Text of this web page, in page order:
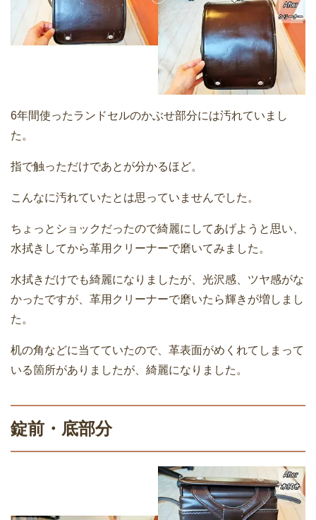
6年間使ったランドセルのかぶせ部分には汚れていまし
た。
指で触っただけであとが分かるほど。
こんなに汚れていたとは思っていませんでした。
ちょっとショックだったので綺麗にしてあげようと思い、
水拭きしてから革用クリーナーで磨いてみました。
水拭きだけでも綺麗になりましたが、光沢感、ツヤ感がな
かったですが、革用クリーナーで磨いたら輝きが増しまし
た。
机の角などに当てていたので、革表面がめくれてしまって
いる箇所がありましたが、綺麗になりました。
錠前・底部分